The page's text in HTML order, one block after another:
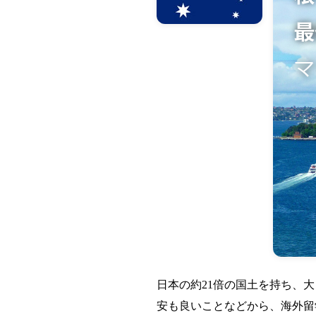
日本の約21倍の国土を持ち、
安も良いことなどから、海外